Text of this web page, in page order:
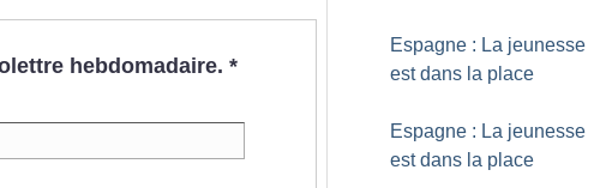
hebdomadaire. *
Espagne : La jeunesse
est dans la place
Espagne : La jeunesse
est dans la place